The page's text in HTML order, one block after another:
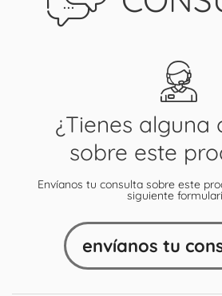
¿Tienes alguna
sobre este
Envíanos tu consulta sobre este
siguiente
envíanos tu